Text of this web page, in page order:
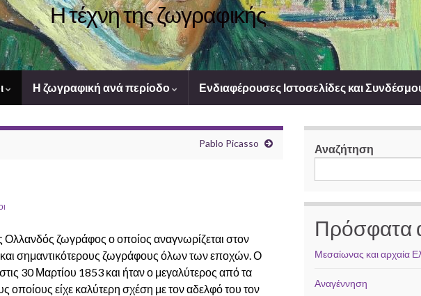
Η τέχνη της ζωγραφικής
Η ζωγραφική ανά περίοδο Ενδιαφέρουσες Ιστοσελίδες και
Pablo Picasso
ζωγράφος ο οποίος αναγνωρίζεται στον
σημαντικότερους ζωγράφους όλων των εποχών. Ο
30 Μαρτίου 1853 και ήταν ο μεγαλύτερος από τα
οποίους είχε καλύτερη σχέση με τον αδελφό του τον
Αναζήτηση
Πρόσφατα
Μεσαίωνας και αρχαία
Αναγέννηση